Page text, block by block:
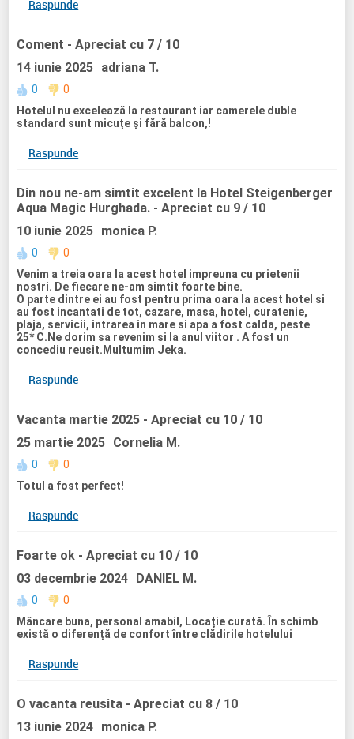
Raspunde
Coment - Apreciat cu 7 / 10
14 iunie 2025 adriana T.
0
0
Hotelul nu excelează la restaurant iar camerele duble
standard sunt micuțe și fără balcon,!
Raspunde
Din nou ne-am simtit excelent la Hotel Steigenberger
Aqua Magic Hurghada. - Apreciat cu 9 / 10
10 iunie 2025 monica P.
0
0
Venim a treia oara la acest hotel impreuna cu prietenii
nostri. De fiecare ne-am simtit foarte bine.
O parte dintre ei au fost pentru prima oara la acest hotel si
au fost incantati de tot, cazare, masa, hotel, curatenie,
plaja, servicii, intrarea in mare si apa a fost calda, peste
25* C.Ne dorim sa revenim si la anul viitor . A fost un
concediu reusit.Multumim Jeka.
Raspunde
Vacanta martie 2025 - Apreciat cu 10 / 10
25 martie 2025 Cornelia M.
0
0
Totul a fost perfect!
Raspunde
Foarte ok - Apreciat cu 10 / 10
03 decembrie 2024 DANIEL M.
0
0
Mâncare buna, personal amabil, Locație curată. În schimb
există o diferență de confort între clădirile hotelului
Raspunde
O vacanta reusita - Apreciat cu 8 / 10
13 iunie 2024 monica P.